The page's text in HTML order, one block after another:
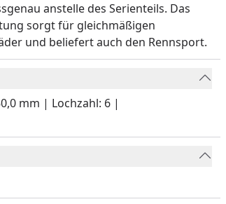
anstelle des Serienteils. Das
sorgt für gleichmäßigen
und beliefert auch den Rennsport.
mm | Lochzahl: 6 |